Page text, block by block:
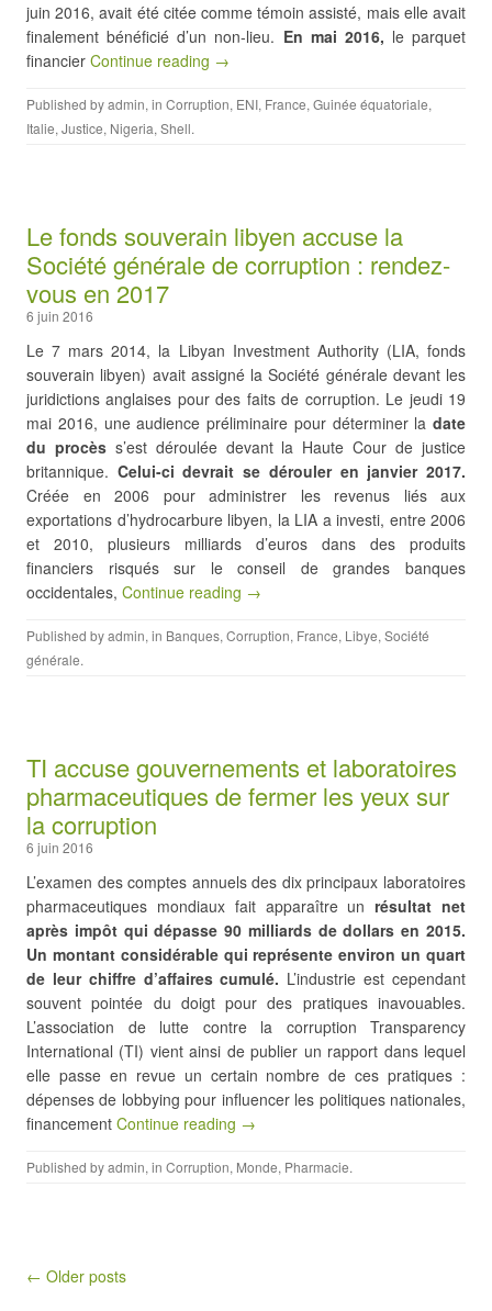
juin 2016, avait été citée comme témoin assisté, mais elle avait
finalement bénéficié d’un non-lieu. En mai 2016, le parquet
financier Continue reading →
Published byadmin, in Corruption, ENI, France, Guinée équatoriale,
Italie, Justice, Nigeria, Shell.
Le fonds souverain libyen accuse la
Société générale de corruption : rendez-
vous en 2017
6 juin 2016
Le 7 mars 2014, la Libyan Investment Authority (LIA, fonds
souverain libyen) avait assigné la Société générale devant les
juridictions anglaises pour des faits de corruption. Le jeudi 19
mai 2016, une audience préliminaire pour déterminer la date
du procèss’est déroulée devant la Haute Cour de justice
britannique. Celui-ci devrait se dérouler en janvier 2017.
Créée en 2006 pour administrer les revenus liés aux
exportations d’hydrocarbure libyen, la LIA a investi, entre 2006
et 2010, plusieurs milliards d’euros dans des produits
financiers risqués sur le conseil de grandes banques
occidentales, Continue reading →
Published byadmin, in Banques, Corruption, France, Libye, Société
générale.
TI accuse gouvernements et laboratoires
pharmaceutiques de fermer les yeux sur
la corruption
6 juin 2016
L’examen des comptes annuels des dix principaux laboratoires
pharmaceutiques mondiaux fait apparaître un résultat net
après impôt qui dépasse 90 milliards de dollars en 2015.
Un montant considérable qui représente environ un quart
de leur chiffre d’affaires cumulé. L’industrie est cependant
souvent pointée du doigt pour des pratiques inavouables.
L’association de lutte contre la corruption Transparency
International (TI) vient ainsi de publier un rapport dans lequel
elle passe en revue un certain nombre de ces pratiques :
dépenses de lobbying pour influencer les politiques nationales,
financement Continue reading →
Published byadmin, in Corruption, Monde, Pharmacie.
Post navigation
← Older posts